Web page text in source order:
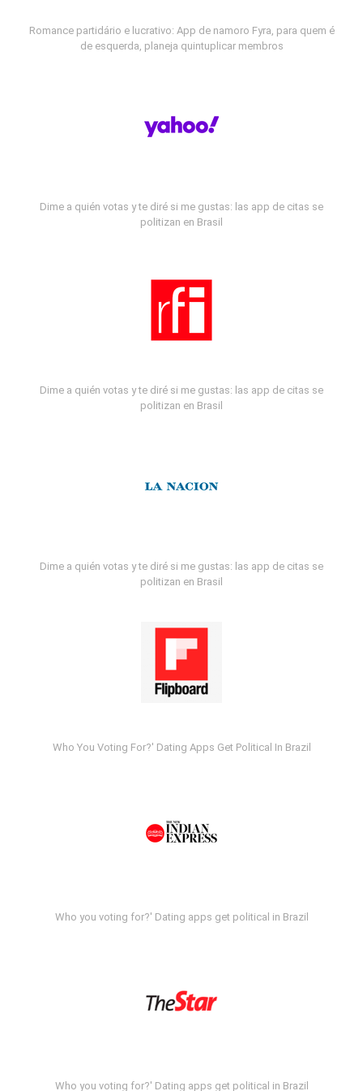
Romance partidário e lucrativo: App de namoro Fyra, para quem é
de esquerda, planeja quintuplicar membros
Dime a quién votas y te diré si me gustas: las app de citas se
politizan en Brasil
Dime a quién votas y te diré si me gustas: las app de citas se
politizan en Brasil
Dime a quién votas y te diré si me gustas: las app de citas se
politizan en Brasil
Who You Voting For?' Dating Apps Get Political In Brazil
Who you voting for?' Dating apps get political in Brazil
Who you voting for?' Dating apps get political in Brazil